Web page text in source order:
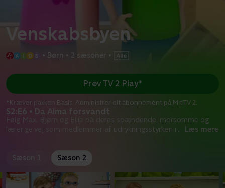
Venskabsbyen
• Børn • 2 sæsoner •
S2:E6 • Da Alma forsvandt
Følg Max, Bjørn og Ellie på deres spændende, morsomme og
lærerige vej som medlemmer af udrykningsstyrken i... Læs mere
Prøv TV 2 Play*
*Kræver pakken Basis. Administrer dit abonnement på Mit TV 2.
Sæson 1 Sæson 2